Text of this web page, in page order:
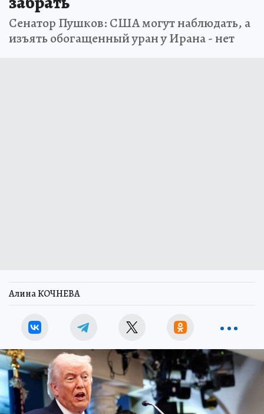
Сенатор Пушков: США могут наблюдать, а
изъять обогащенный уран у Ирана - нет
Алина КОЧНЕВА